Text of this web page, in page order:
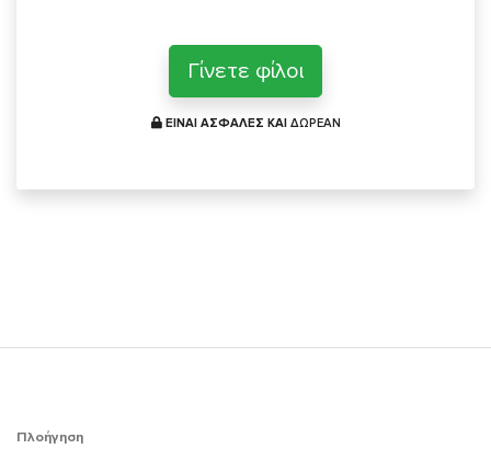
Γίνετε φίλοι
ΕΙΝΑΙ ΑΣΦΑΛΕΣ ΚΑΙ ΔΩΡΕΑΝ
Πλοήγηση